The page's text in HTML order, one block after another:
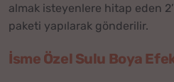
almak isteyenlere hitap eden
paketi yapılarak gönderilir.
İsme Özel Sulu Boya